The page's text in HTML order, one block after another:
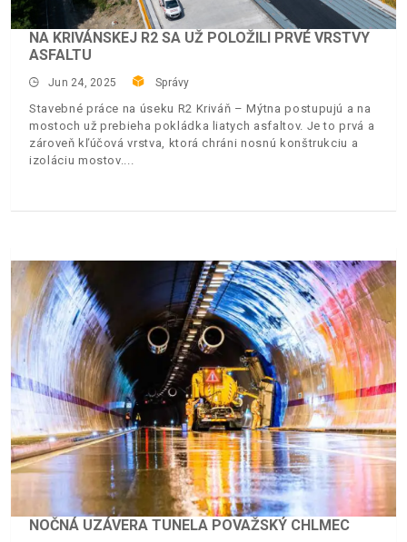
NA KRIVÁNSKEJ R2 SA UŽ POLOŽILI PRVÉ VRSTVY
ASFALTU
Jun 24, 2025 Správy
Stavebné práce na úseku R2 Kriváň – Mýtna postupujú a na
mostoch už prebieha pokládka liatych asfaltov. Je to prvá a
zároveň kľúčová vrstva, ktorá chráni nosnú konštrukciu a
izoláciu mostov.
NOČNÁ UZÁVERA TUNELA POVAŽSKÝ CHLMEC